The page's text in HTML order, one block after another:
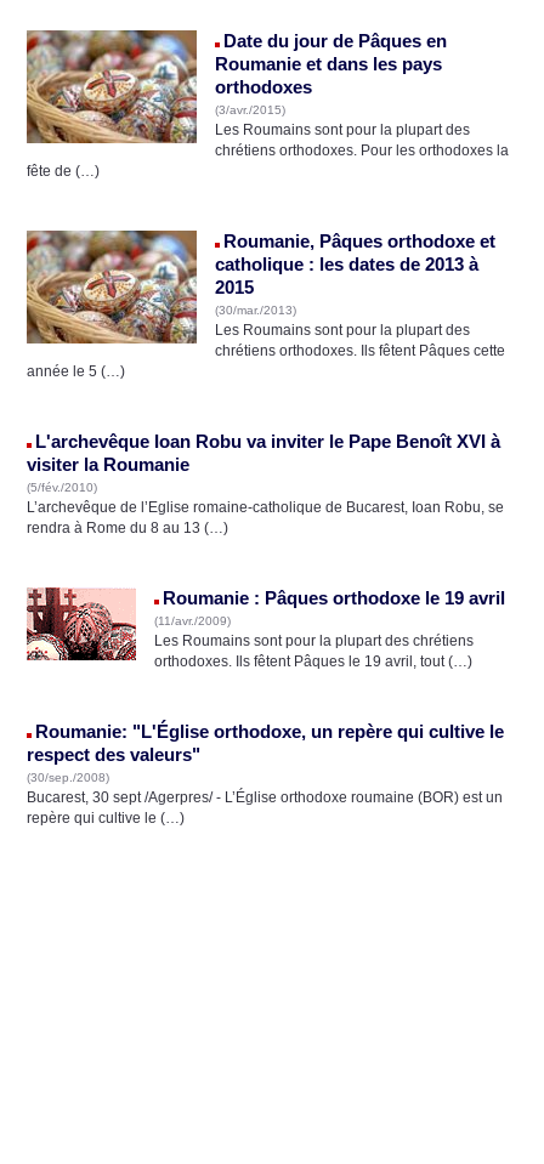
Date du jour de Pâques en
Roumanie et dans les pays
orthodoxes
(3/avr./2015)
Les Roumains sont pour la plupart des
chrétiens orthodoxes. Pour les orthodoxes la
fête de (…)
Roumanie, Pâques orthodoxe et
catholique : les dates de 2013 à
2015
(30/mar./2013)
Les Roumains sont pour la plupart des
chrétiens orthodoxes. Ils fêtent Pâques cette
année le 5 (…)
L'archevêque Ioan Robu va inviter le Pape Benoît XVI à
visiter la Roumanie
(5/fév./2010)
L’archevêque de l’Eglise romaine-catholique de Bucarest, Ioan Robu, se
rendra à Rome du 8 au 13 (…)
Roumanie : Pâques orthodoxe le 19 avril
(11/avr./2009)
Les Roumains sont pour la plupart des chrétiens
orthodoxes. Ils fêtent Pâques le 19 avril, tout (…)
Roumanie: "L'Église orthodoxe, un repère qui cultive le
respect des valeurs"
(30/sep./2008)
Bucarest, 30 sept /Agerpres/ - L’Église orthodoxe roumaine (BOR) est un
repère qui cultive le (…)